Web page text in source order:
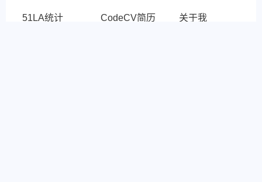
51LA统计 CodeCV简历 关于我